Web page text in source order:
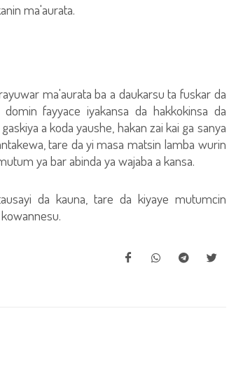
ma'aurata.
ma'aurata ba a daukarsu ta fuskar da
fayyace iyakansa da hakkokinsa da
a koda yaushe, hakan zai kai ga sanya
tare da yi masa matsin lamba wurin
ya bar abinda ya wajaba a kansa.
da kauna, tare da kiyaye mutumcin